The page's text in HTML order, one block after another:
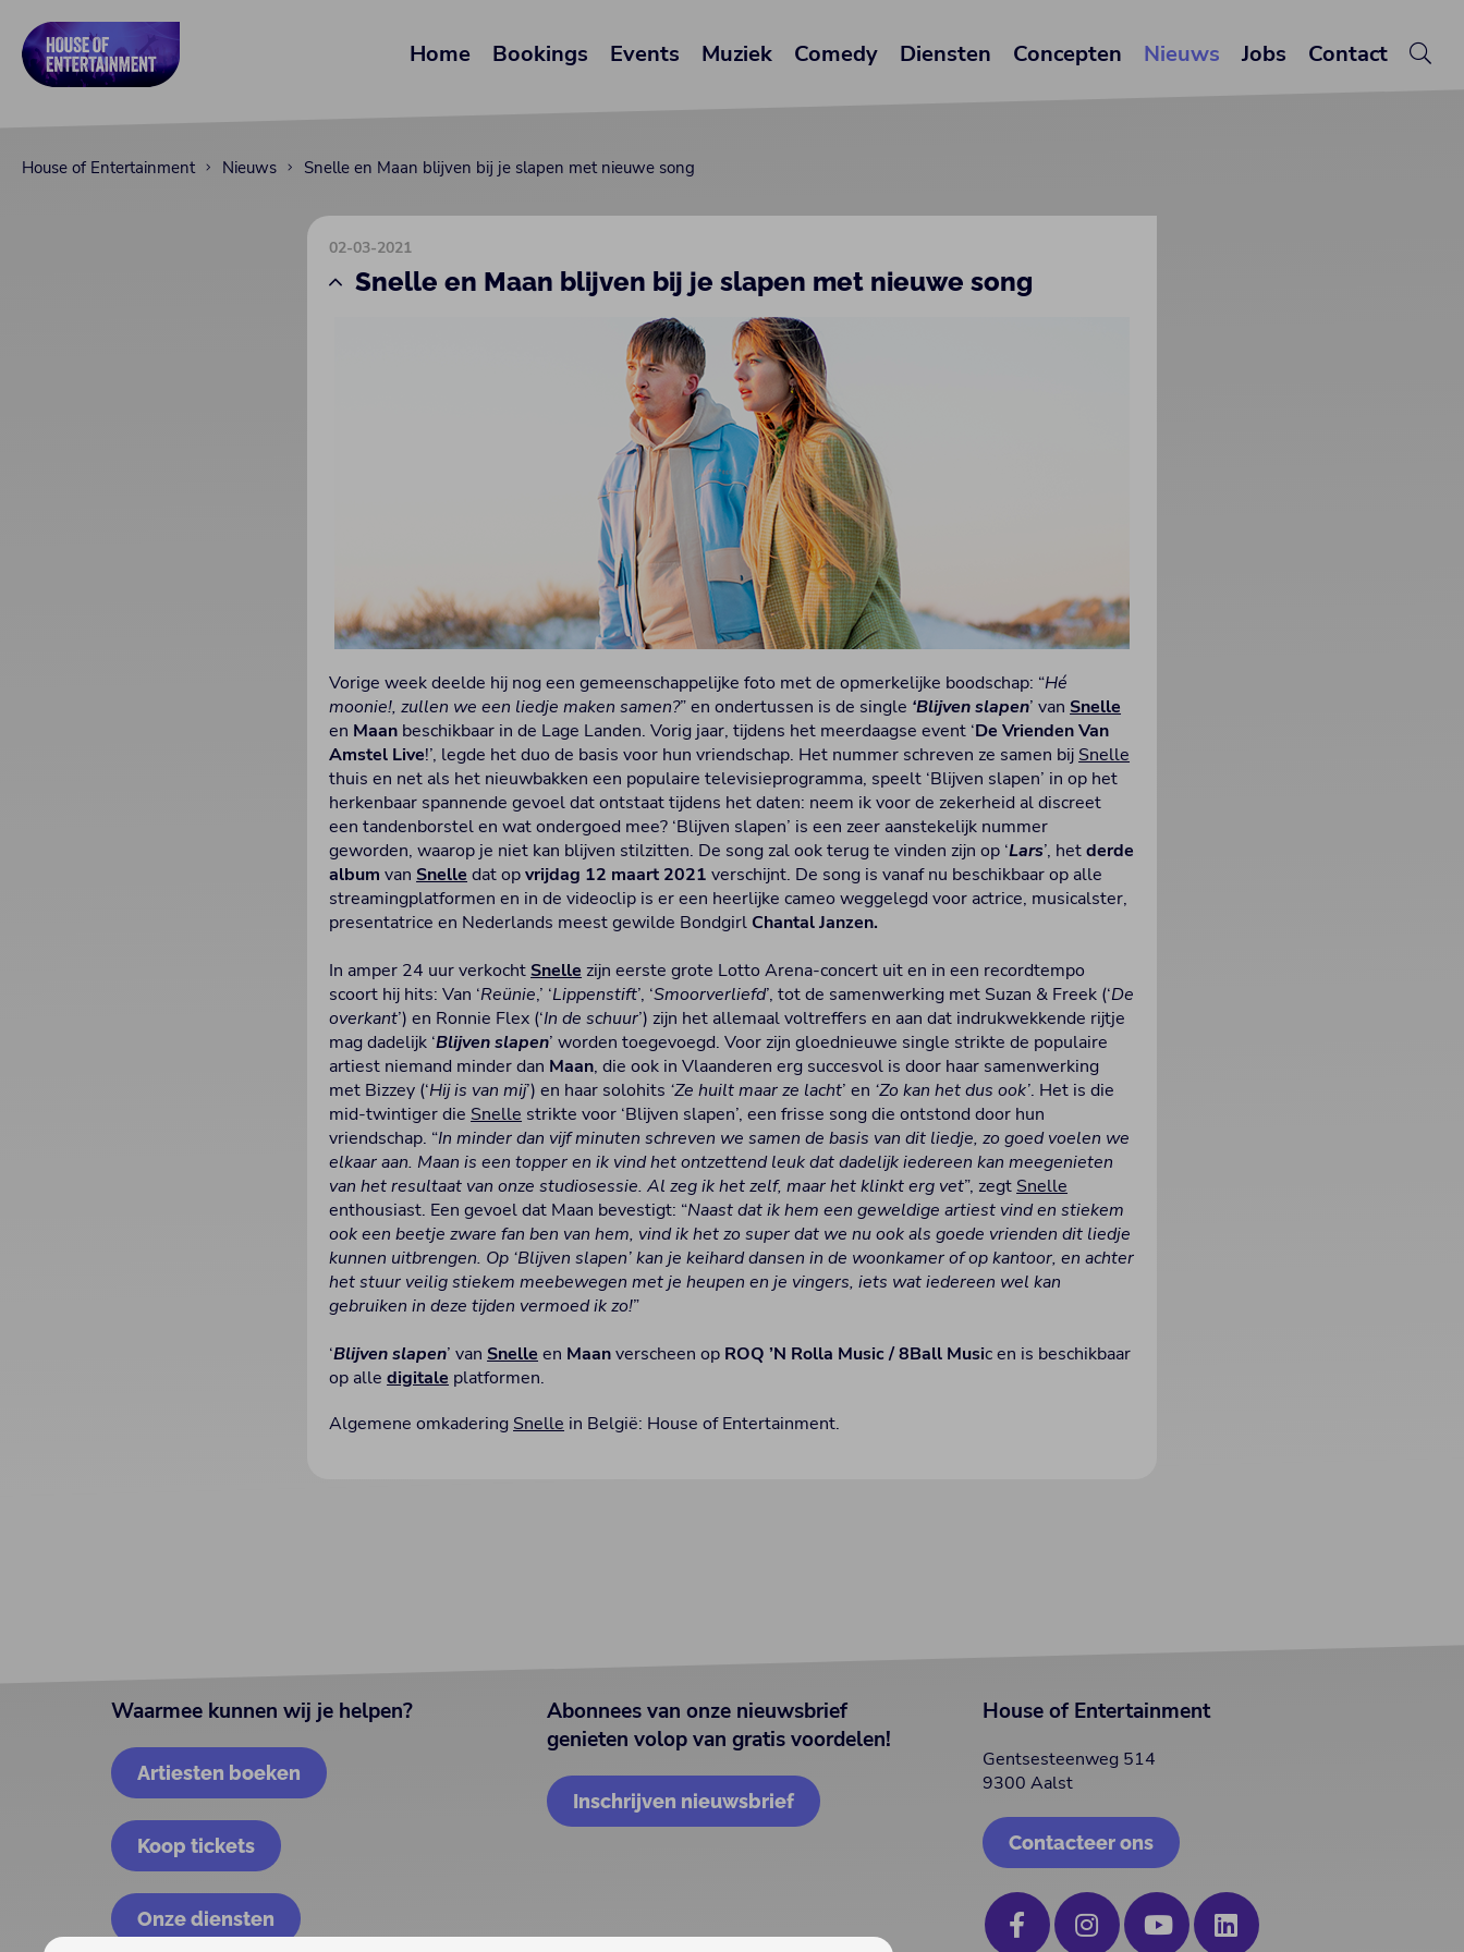
Home Bookings Events Muziek Comedy Diensten Concepten Nieuws Jobs Contact
House of Entertainment Nieuws Snelle en Maan blijven bij je slapen met nieuwe song
02-03-2021
Snelle en Maan blijven bij je slapen met nieuwe song
Vorige week deelde hij nog een gemeenschappelijke foto met de opmerkelijke boodschap: “Hé
moonie!, zullen we een liedje maken samen?” en ondertussen is de single ‘Blijven slapen’ van Snelle
en Maan beschikbaar in de Lage Landen. Vorig jaar, tijdens het meerdaagse event ‘De Vrienden Van
Amstel Live!’, legde het duo de basis voor hun vriendschap. Het nummer schreven ze samen bij Snelle
thuis en net als het nieuwbakken een populaire televisieprogramma, speelt ‘Blijven slapen’ in op het
herkenbaar spannende gevoel dat ontstaat tijdens het daten: neem ik voor de zekerheid al discreet
een tandenborstel en wat ondergoed mee? ‘Blijven slapen’ is een zeer aanstekelijk nummer
geworden, waarop je niet kan blijven stilzitten. De song zal ook terug te vinden zijn op ‘Lars’, hetderde
album van Snelle dat opvrijdag 12 maart 2021verschijnt. De song is vanaf nu beschikbaar op alle
streamingplatformen en in de videoclip is er een heerlijke cameo weggelegd voor actrice, musicalster,
presentatrice en Nederlands meest gewilde Bondgirl Chantal Janzen.
In amper 24 uur verkocht Snelle zijn eerste grote Lotto Arena-concert uit en in een recordtempo
scoort hij hits: Van ‘Reünie,’ ‘Lippenstift’, ‘Smoorverliefd’, tot de samenwerking met Suzan & Freek (‘De
overkant’) en Ronnie Flex (‘In de schuur’) zijn het allemaal voltreffers en aan dat indrukwekkende rijtje
mag dadelijk ‘Blijven slapen’ worden toegevoegd. Voor zijn gloednieuwe single strikte de populaire
artiest niemand minder dan Maan, die ook in Vlaanderen erg succesvol is door haar samenwerking
met Bizzey (‘Hij is van mij’) en haar solohits ‘Ze huilt maar ze lacht’ en ‘Zo kan het dus ook’. Het is die
mid-twintiger die Snelle strikte voor ‘Blijven slapen’, een frisse song die ontstond door hun
vriendschap. “In minder dan vijf minuten schreven we samen de basis van dit liedje, zo goed voelen we
elkaar aan. Maan is een topper en ik vind het ontzettend leuk dat dadelijk iedereen kan meegenieten
van het resultaat van onze studiosessie. Al zeg ik het zelf, maar het klinkt erg vet”, zegt Snelle
enthousiast. Een gevoel dat Maan bevestigt: “Naast dat ik hem een geweldige artiest vind en stiekem
ook een beetje zware fan ben van hem, vind ik het zo super dat we nu ook als goede vrienden dit liedje
kunnen uitbrengen. Op ‘Blijven slapen’ kan je keihard dansen in de woonkamer of op kantoor, en achter
het stuur veilig stiekem meebewegen met je heupen en je vingers, iets wat iedereen wel kan
gebruiken in deze tijden vermoed ik zo!”
‘Blijven slapen’ van Snelle en Maanverscheen op ROQ ’N Rolla Music / 8Ball Music en is beschikbaar
op alledigitale platformen.
Algemene omkadering Snelle in België: House of Entertainment.
Waarmee kunnen wij je helpen?
Artiesten boeken
Koop tickets
Onze diensten
Abonnees van onze nieuwsbrief
genieten volop van gratis voordelen!
Inschrijven nieuwsbrief
House of Entertainment
Gentsesteenweg 514
9300 Aalst
Contacteer ons